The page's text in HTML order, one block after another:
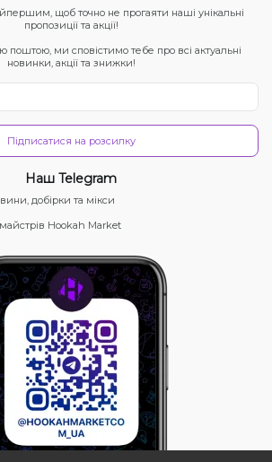
щоб точно не прогаяти наші унікальні
пропозиції та акції!
поштою, ми сповістимо тебе про всі актуальні
новинки, акції та знижки!
Підписатися на розсилку
Наш Telegram
добірки та мікси
Hookah Market